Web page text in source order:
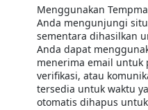
Menggunakan
Anda mengunjungi
sementara dihasilkan
Anda dapat
menerima email untuk
verifikasi, atau
tersedia untuk waktu
otomatis dihapus